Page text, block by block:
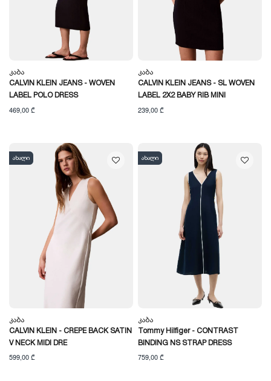
Კაბა
CALVIN KLEIN JEANS - WOVEN
LABEL POLO DRESS
469,00 ₾
Კაბა
CALVIN KLEIN JEANS - SL WOVEN
LABEL 2X2 BABY RIB MINI
239,00 ₾
ახალი
Კაბა
CALVIN KLEIN - CREPE BACK SATIN
V NECK MIDI DRE
599,00 ₾
ახალი
Კაბა
Tommy Hilfiger - CONTRAST
BINDING NS STRAP DRESS
759,00 ₾